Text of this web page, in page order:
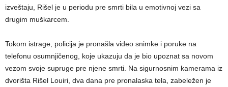
izveštaju, Rišel je u periodu pre smrti bila u emotivnoj vezi sa
drugim muškarcem.
Tokom istrage, policija je pronašla video snimke i poruke na
telefonu osumnjičenog, koje ukazuju da je bio upoznat sa novom
vezom svoje supruge pre njene smrti. Na sigurnosnim kamerama iz
dvorišta Rišel Louiri, dva dana pre pronalaska tela, zabeležen je